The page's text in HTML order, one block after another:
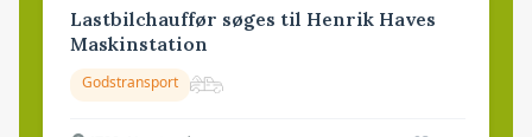
Lastbilchauffør søges til Henrik Haves
Maskinstation
Godstransport